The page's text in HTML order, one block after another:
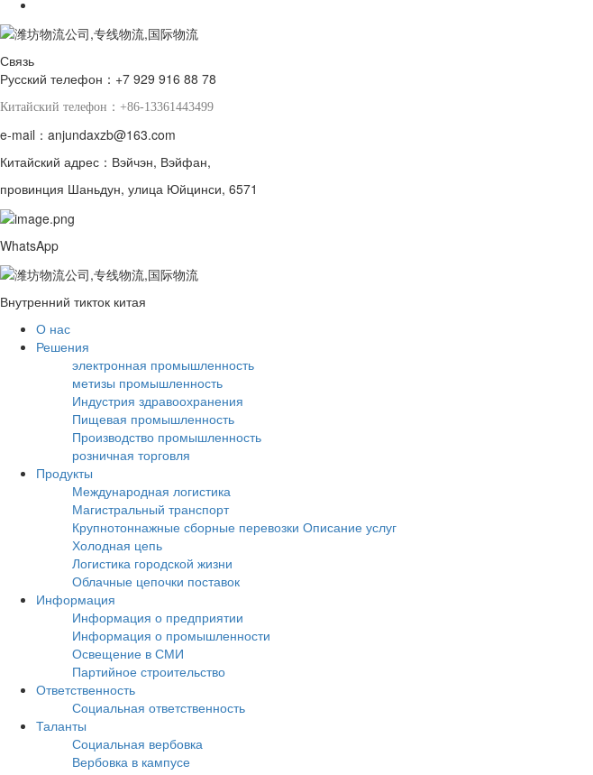
Связь
Русский телефон：+7 929 916 88 78
Китайский телефон：+86-13361443499
e-mail：anjundaxzb@163.com
Китайский адрес：Вэйчэн, Вэйфан,
провинция Шаньдун, улица Юйцинси, 6571
WhatsApp
Внутренний тикток китая
О нас
Решения
электронная промышленность
метизы промышленность
Индустрия здравоохранения
Пищевая промышленность
Производство промышленность
розничная торговля
Продукты
Международная логистика
Магистральный транспорт
Крупнотоннажные сборные перевозки Описание услуг
Холодная цепь
Логистика городской жизни
Облачные цепочки поставок
Информация
Информация о предприятии
Информация о промышленности
Освещение в СМИ
Партийное строительство
Ответственность
Социальная ответственность
Таланты
Социальная вербовка
Вербовка в кампусе